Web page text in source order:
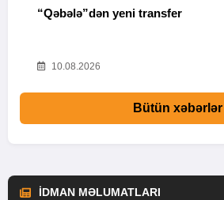
“Qəbələ”dən yeni transfer
10.08.2026
Bütün xəbərlər
İDMAN MƏLUMATLARI